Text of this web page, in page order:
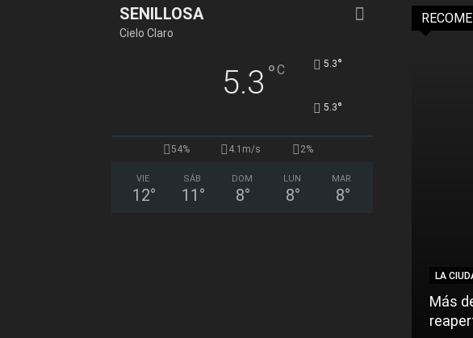
SENILLOSA
Cielo Claro
5.3 °C 5.3°
5.3°
54% 4.1m/s 2%
VIE
12°
SÁB
11 °
DOM
8°
LUN
8°
MAR
8°
LA
Más